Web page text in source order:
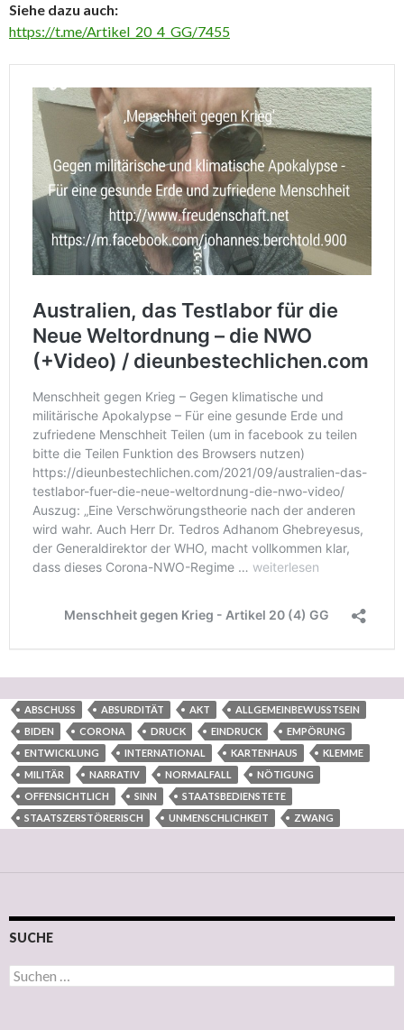
Siehe dazu auch:
https://t.me/Artikel_20_4_GG/7455
ABSCHUSS ABSURDITÄT AKT
ALLGEMEINBEWUSSTSEIN
BIDEN
CORONA DRUCK EINDRUCK
EMPÖRUNG
ENTWICKLUNG
INTERNATIONAL KARTENHAUS
KLEMME
MILITÄR
NARRATIV NORMALFALL
NÖTIGUNG
OFFENSICHTLICH
SINN
STAATSBEDIENSTETE
STAATSZERSTÖRERISCH
UNMENSCHLICHKEIT ZWANG
SUCHE
Suchen nach: